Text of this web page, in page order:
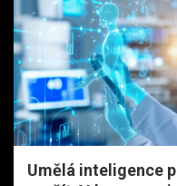
Umělá inteligence